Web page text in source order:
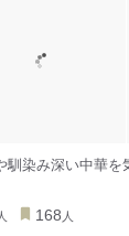
馴染み深い中華
人 168 人